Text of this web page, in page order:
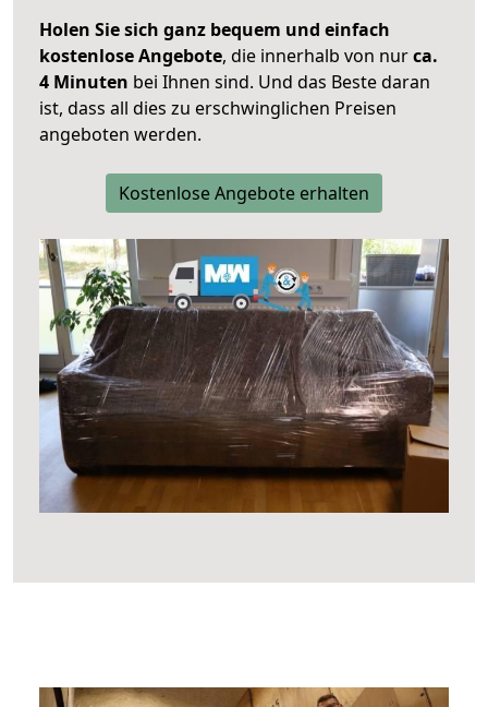
Holen Sie sich ganz bequem und einfach
kostenlose Angebote, die innerhalb von nurca.
4 Minuten bei Ihnen sind. Und das Beste daran
ist, dass all dies zu erschwinglichen Preisen
angeboten werden.
Kostenlose Angebote erhalten